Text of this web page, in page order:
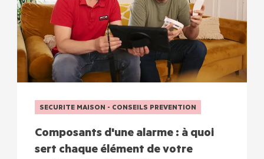
SECURITE MAISON - CONSEILS PREVENTION
Composants d'une alarme : à quoi
sert chaque élément de votre